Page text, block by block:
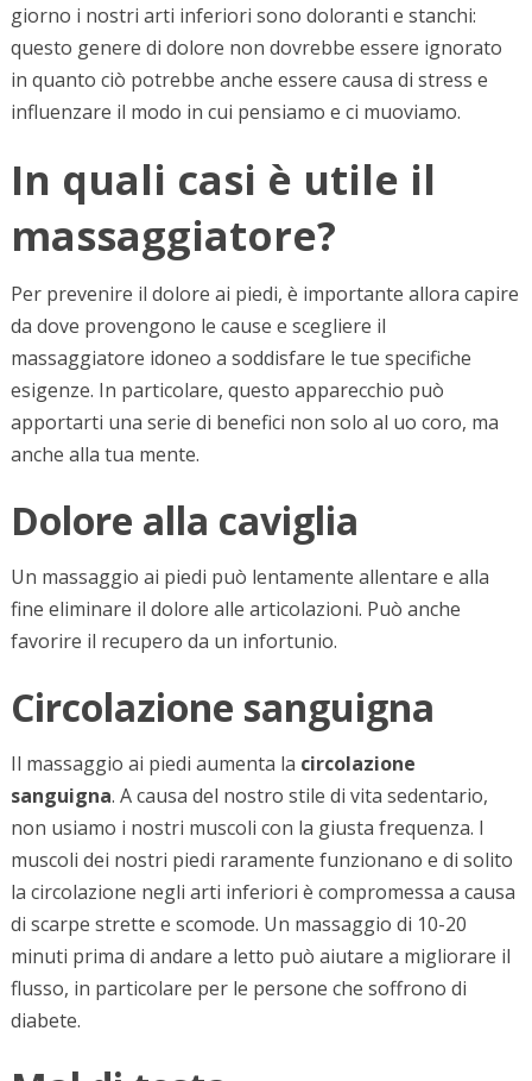
giorno i nostri arti inferiori sono doloranti e stanchi:
questo genere di dolore non dovrebbe essere ignorato
in quanto ciò potrebbe anche essere causa di stress e
influenzare il modo in cui pensiamo e ci muoviamo.
In quali casi è utile il
massaggiatore?
Per prevenire il dolore ai piedi, è importante allora capire
da dove provengono le cause e scegliere il
massaggiatore idoneo a soddisfare le tue specifiche
esigenze. In particolare, questo apparecchio può
apportarti una serie di benefici non solo al uo coro, ma
anche alla tua mente.
Dolore alla caviglia
Un massaggio ai piedi può lentamente allentare e alla
fine eliminare il dolore alle articolazioni. Può anche
favorire il recupero da un infortunio.
Circolazione sanguigna
Il massaggio ai piedi aumenta la circolazione
sanguigna. A causa del nostro stile di vita sedentario,
non usiamo i nostri muscoli con la giusta frequenza. I
muscoli dei nostri piedi raramente funzionano e di solito
la circolazione negli arti inferiori è compromessa a causa
di scarpe strette e scomode. Un massaggio di 10-20
minuti prima di andare a letto può aiutare a migliorare il
flusso, in particolare per le persone che soffrono di
diabete.